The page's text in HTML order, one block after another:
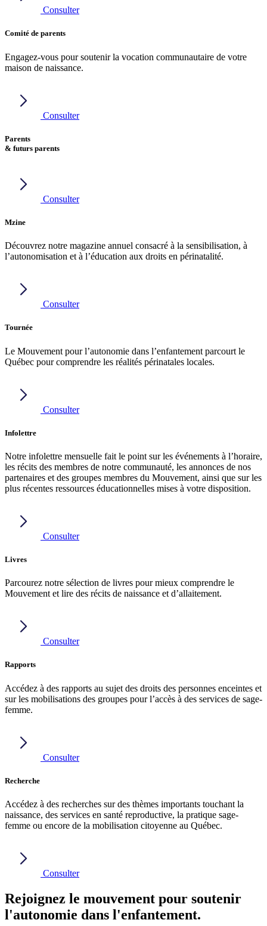
Consulter
Comité de parents
Engagez-vous pour soutenir la vocation communautaire de votre
maison de naissance.
Consulter
Parents
& futurs parents
Consulter
Mzine
Découvrez notre magazine annuel consacré à la sensibilisation, à
l’autonomisation et à l’éducation aux droits en périnatalité.
Consulter
Tournée
Le Mouvement pour l’autonomie dans l’enfantement parcourt le
Québec pour comprendre les réalités périnatales locales.
Consulter
Infolettre
Notre infolettre mensuelle fait le point sur les événements à l’horaire,
les récits des membres de notre communauté, les annonces de nos
partenaires et des groupes membres du Mouvement, ainsi que sur les
plus récentes ressources éducationnelles mises à votre disposition.
Consulter
Livres
Parcourez notre sélection de livres pour mieux comprendre le
Mouvement et lire des récits de naissance et d’allaitement.
Consulter
Rapports
Accédez à des rapports au sujet des droits des personnes enceintes et
sur les mobilisations des groupes pour l’accès à des services de sage-
femme.
Consulter
Recherche
Accédez à des recherches sur des thèmes importants touchant la
naissance, des services en santé reproductive, la pratique sage-
femme ou encore de la mobilisation citoyenne au Québec.
Consulter
Rejoignez le mouvement pour soutenir
l'autonomie dans l'enfantement.